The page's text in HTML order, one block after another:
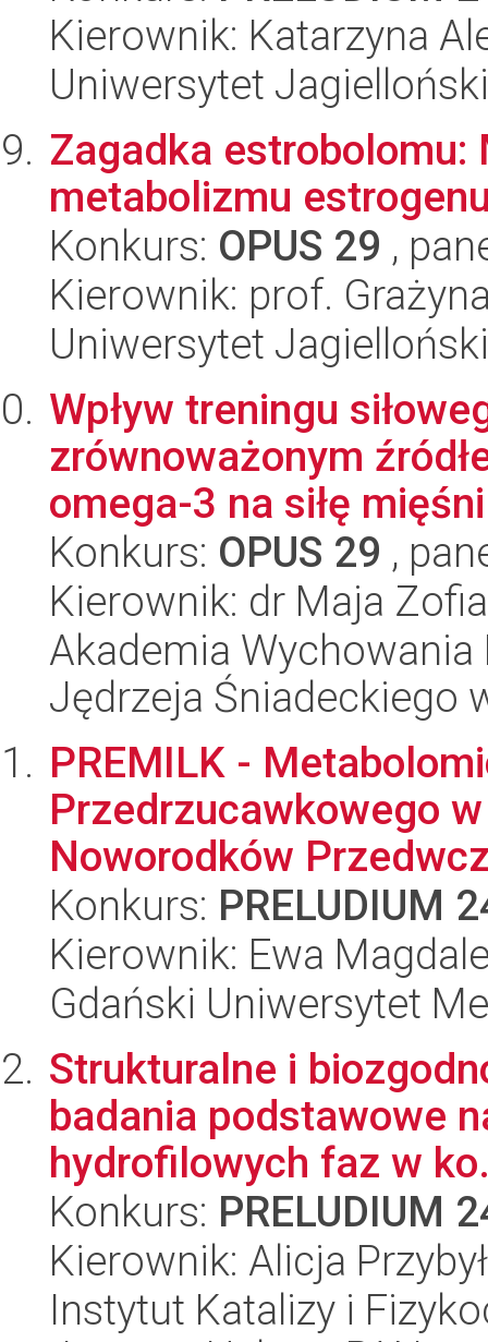
Kierownik: Katarzyna
Uniwersytet Jagielloński
Zagadka
metabolizmu
Konkurs: OPUS 29 ,
Kierownik: prof.
Uniwersytet Jagielloński
Wpływ treningu
zrównoważonym
omega-3 na siłę
Konkurs: OPUS 29 ,
Kierownik: dr Maja
Akademia
Jędrzeja Śniadeckiego
PREMILK -
Przedrzucawkowego
Noworodków
Konkurs: PRELUDIUM
Kierownik: Ewa
Gdański Uniwersytet
Strukturalne i
badania podstawowe
hydrofilowych faz w
Konkurs: PRELUDIUM
Kierownik: Alicja
Instytut Katalizy i